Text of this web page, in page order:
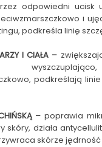
odpowiedni ucisk
i
podkreśla linię
I CIAŁA –
podkreślają
–poprawia
skóry, działa
skórze